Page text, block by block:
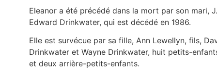
Eleanor a été précédé dans la mort par son mari, J.
Edward Drinkwater, qui est décédé en 1986.
Elle est survécue par sa fille, Ann Lewellyn, fils,
Drinkwater et Wayne Drinkwater, huit petits-
et deux arrière-petits-enfants.